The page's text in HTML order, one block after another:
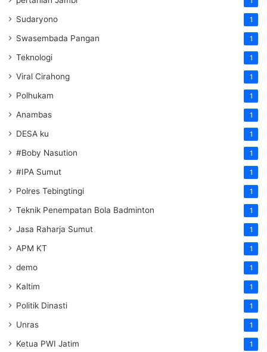
Sudaryono 1
Swasembada Pangan 1
Teknologi 1
Viral Cirahong 1
Polhukam 1
Anambas 1
DESA ku 1
#Boby Nasution 1
#IPA Sumut 1
Polres Tebingtingi 1
Teknik Penempatan Bola Badminton 1
Jasa Raharja Sumut 1
APM KT 1
demo 1
Kaltim 1
Politik Dinasti 1
Unras 1
Ketua PWI Jatim 1